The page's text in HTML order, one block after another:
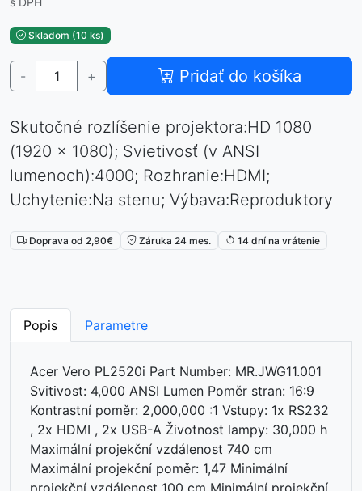
Skladom (10 ks)
- + Pridať do košíka
Skutočné rozlíšenie projektora:HD 1080
(1920 x 1080); Svietivosť (v ANSI
lumenoch):4000; Rozhranie:HDMI;
Uchytenie:Na stenu; Výbava:Reproduktory
Doprava od 2,90€ Záruka 24 mes. 14 dní na vrátenie
Popis Parametre
Acer Vero PL2520i Part Number: MR.JWG11.001
Svitivost: 4,000 ANSI Lumen Poměr stran: 16:9
Kontrastní poměr: 2,000,000 :1 Vstupy: 1x RS232
, 2x HDMI , 2x USB-A Životnost lampy: 30,000 h
Maximální projekční vzdálenost 740 cm
Maximální projekční poměr: 1,47 Minimální
projekční vzdálenost 100 cm Minimální projekční